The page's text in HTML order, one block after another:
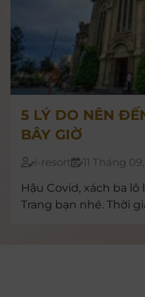
5 LÝ DO NÊN
BÂY GIỜ
i-resort 11 Tháng
Hậu Covid, xách ba
Trang bạn nhé. Thời